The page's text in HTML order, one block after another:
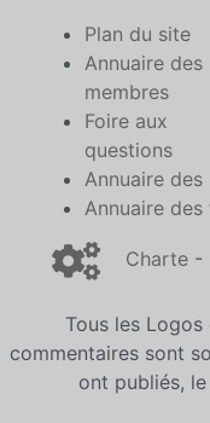
Plan du site
Annuaire des
membres
Foire aux
questions
Annuaire des
Annuaire des
Charte -
Tous les
commentaires sont
ont publiés,